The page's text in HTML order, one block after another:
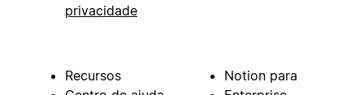
privacidade
Recursos
Notion para